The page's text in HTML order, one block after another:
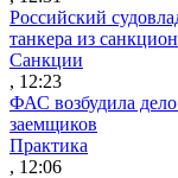
Российский
танкера из
Санкции
, 12:23
ФАС возбудила
заемщиков
Практика
, 12:06